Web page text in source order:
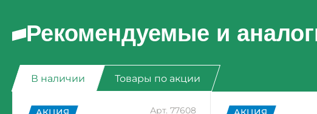
Рекомендуемые и
В наличии Товары по акции
Арт. 77608